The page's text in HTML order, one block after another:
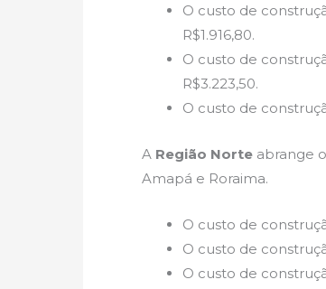
O custo de
R$1.916,80.
O custo de
R$3.223,50.
O custo de
A Região Norte abrange
Amapá e Roraima.
O custo de
O custo de
O custo de